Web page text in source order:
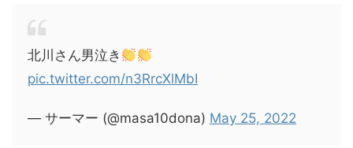
北川さん男泣き
pic.twitter.com/n3RrcXlMbI
— サーマー (@masa10dona) May 25, 2022